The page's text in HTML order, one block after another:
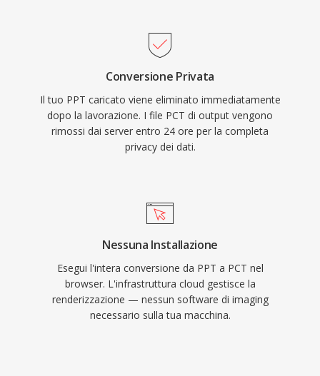
Conversione Privata
Il tuo PPT caricato viene eliminato immediatamente
dopo la lavorazione. I file PCT di output vengono
rimossi dai server entro 24 ore per la completa
privacy dei dati.
Nessuna Installazione
Esegui l'intera conversione da PPT a PCT nel
browser. L'infrastruttura cloud gestisce la
renderizzazione — nessun software di imaging
necessario sulla tua macchina.